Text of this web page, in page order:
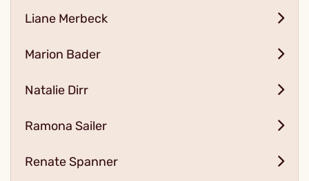
Liane Merbeck
Marion Bader
Natalie Dirr
Ramona Sailer
Renate Spanner